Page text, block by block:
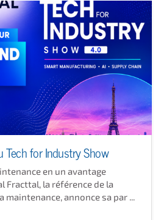
Tech for Industry Show
en un avantage
Fracttal, la référence de la
annonce sa par ...